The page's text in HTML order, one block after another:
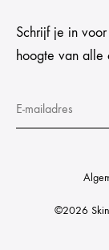
Schrijf je in
hoogte van alle
©2026